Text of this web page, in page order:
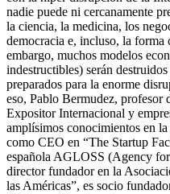
nadie puede ni cercanamente
la ciencia, la medicina, los
democracia e, incluso, la
embargo, muchos modelos
indestructibles) serán
preparados para la enorme
eso, Pablo Bermudez, profesor
Expositor Internacional y
amplísimos conocimientos en
como CEO en “The Startup
española AGLOSS (Agency
director fundador en la
las Américas”, es socio